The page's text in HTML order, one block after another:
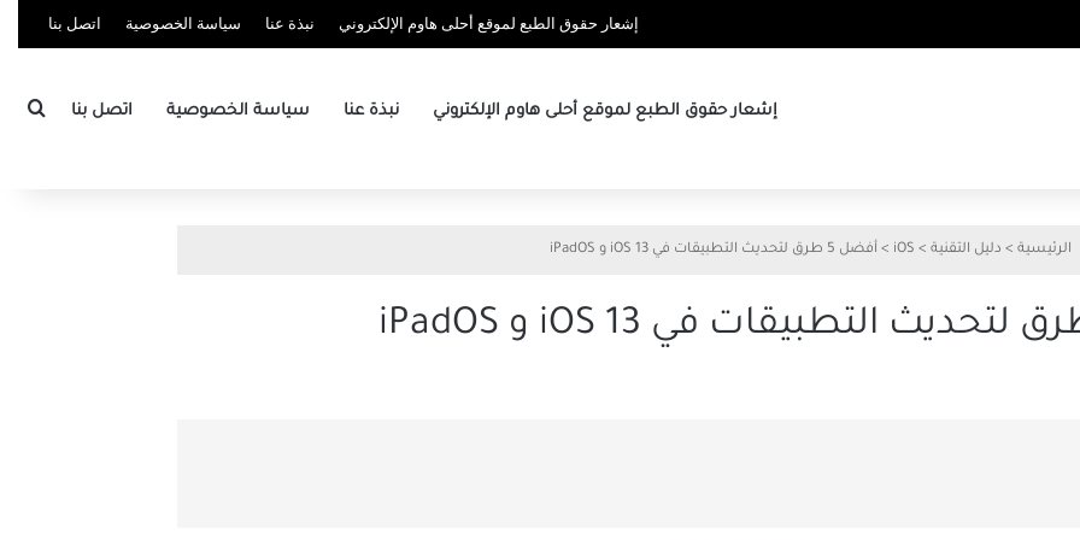
إشعار حقوق الطبع لموقع أحلى هاوم الإلكتروني نبذة عنا سياسة الخصوصية اتصل بنا
إشعار حقوق الطبع لموقع أحلى هاوم الإلكتروني نبذة عنا سياسة الخصوصية اتصل بنا
الرئيسية > دليل التقنية >
iOS
> أفضل 5 طرق لتحديث التطبيقات في iOS 13 و iPadOS